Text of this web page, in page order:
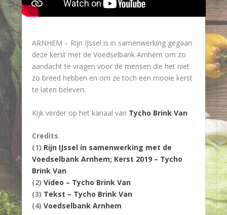
ARNHEM – Rijn IJssel is in samenwerking gegaan
deze kerst met de Voedselbank Arnhem om zo
aandacht te vragen voor de mensen die het niet
zo breed hebben en om ze toch een mooie kerst
te laten beleven.
Kijk verder op het kanaal van Tycho Brink Van
Credits
(1) Rijn IJssel in samenwerking met de
Voedselbank Arnhem; Kerst 2019 – Tycho
Brink Van
(2) Video – Tycho Brink Van
(3) Tekst – Tycho Brink Van
(4) Voedselbank Arnhem